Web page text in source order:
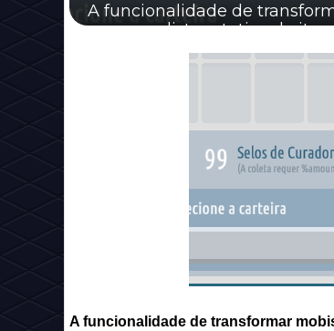
A funcionalidade de
que uma lista rotativa de
A funcionalidade de transformar